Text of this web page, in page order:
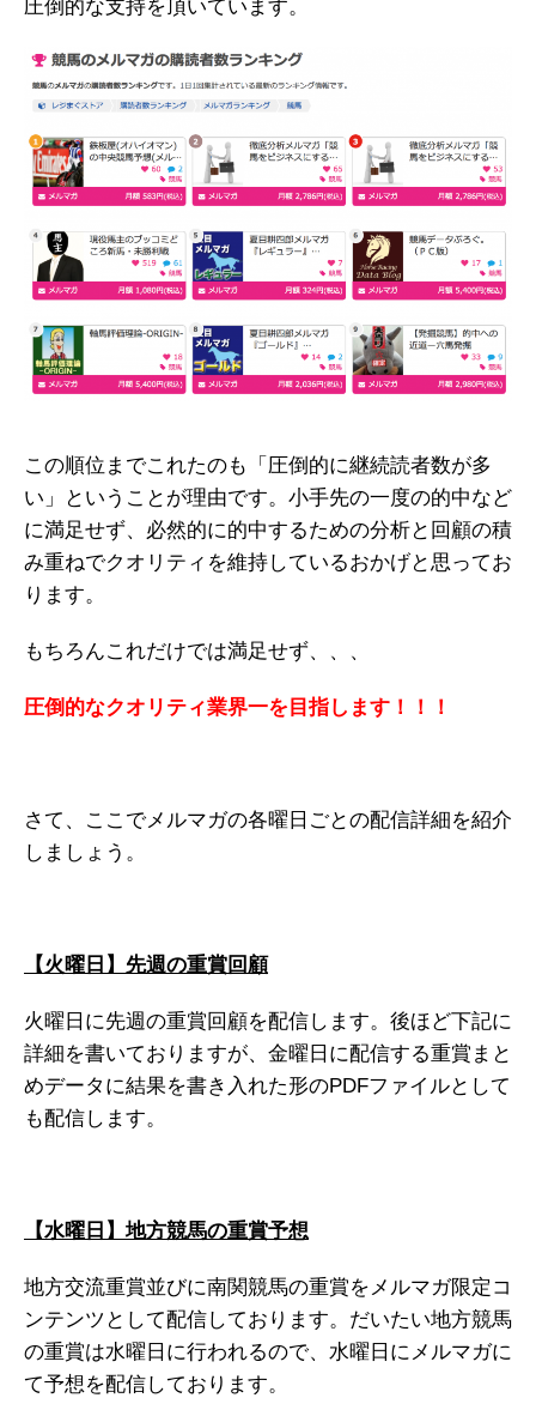
圧倒的な支持を頂いています。
この順位までこれたのも「圧倒的に継続読者数が多
い」ということが理由です。小手先の一度の的中など
に満足せず、必然的に的中するための分析と回顧の積
み重ねでクオリティを維持しているおかげと思ってお
ります。
もちろんこれだけでは満足せず、、、
圧倒的なクオリティ業界一を目指します！！！
さて、ここでメルマガの各曜日ごとの配信詳細を紹介
しましょう。
【火曜日】先週の重賞回顧
火曜日に先週の重賞回顧を配信します。後ほど下記に
詳細を書いておりますが、金曜日に配信する重賞まと
めデータに結果を書き入れた形のPDFファイルとして
も配信します。
【水曜日】地方競馬の重賞予想
地方交流重賞並びに南関競馬の重賞をメルマガ限定コ
ンテンツとして配信しております。だいたい地方競馬
の重賞は水曜日に行われるので、水曜日にメルマガに
て予想を配信しております。